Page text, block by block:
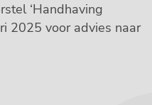
‘Handhaving
2025 voor advies naar